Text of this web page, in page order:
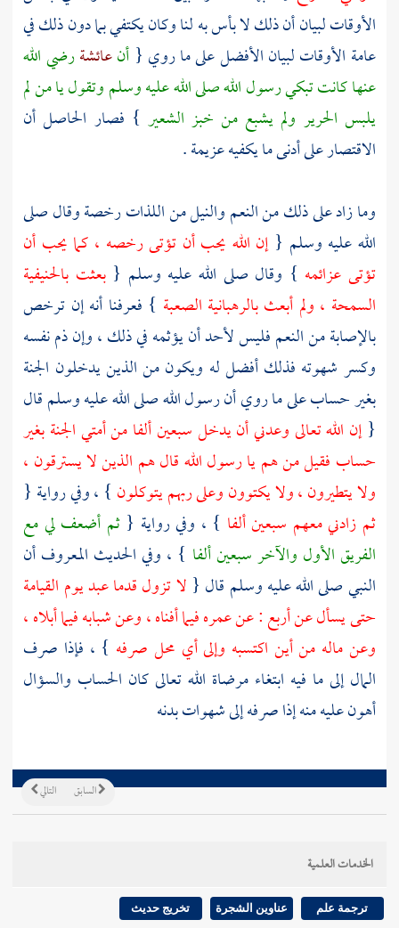
الأوقات لبيان أن ذلك لا بأس به لنا وكان يكتفي بما دون ذلك في
عامة الأوقات لبيان الأفضل على ما روي { أنعائشةرضي الله
عنها كانت تبكي رسول الله صلى الله عليه وسلم وتقول يا من لم
يلبس الحرير ولم يشبع من خبز الشعير } فصار الحاصل أن
الاقتصار على أدنى ما يكفيه عزيمة .
وما زاد على ذلك من النعم والنيل من اللذات رخصة وقال صلى
الله عليه وسلم {إن الله يحب أن تؤتى رخصه ، كما يحب أن
تؤتى عزائمه } وقال صلى الله عليه وسلم {بعثت بالحنيفية
السمحة ، ولم أبعث بالرهبانية الصعبة } فعرفنا أنه إن ترخص
بالإصابة من النعم فليس لأحد أن يؤثمه في ذلك ، وإن ذم نفسه
وكسر شهوته فذلك أفضل له ويكون من الذين يدخلون الجنة
بغير حساب على ما روي أن رسول الله صلى الله عليه وسلم قال
{إن الله تعالى وعدني أن يدخل سبعين ألفا من أمتي الجنة بغير
حساب فقيل من هم يا رسول الله قال هم الذين لا يسترقون ،
ولا يتطيرون ، ولا يكتوون وعلى ربهم يتوكلون } ، وفي رواية {
ثم زادني معهم سبعين ألفا } ، وفي رواية {ثم أضعف لي مع
الفريق الأول والآخر سبعين ألفا } ، وفي الحديث المعروف أن
النبي صلى الله عليه وسلم قال { لا تزول قدما عبد يوم القيامة
حتى يسأل عن أربع : عن عمره فيما أفناه ، وعن شبابه فيما أبلاه ،
وعن ماله من أين اكتسبه وإلى أي محل صرفه } ، فإذا صرف
المال إلى ما فيه ابتغاء مرضاة الله تعالى كان الحساب والسؤال
أهون عليه منه إذا صرفه إلى شهوات بدنه
التالي السابق
الخدمات العلمية
ترجمة علم عناوين الشجرة تخريج حديث